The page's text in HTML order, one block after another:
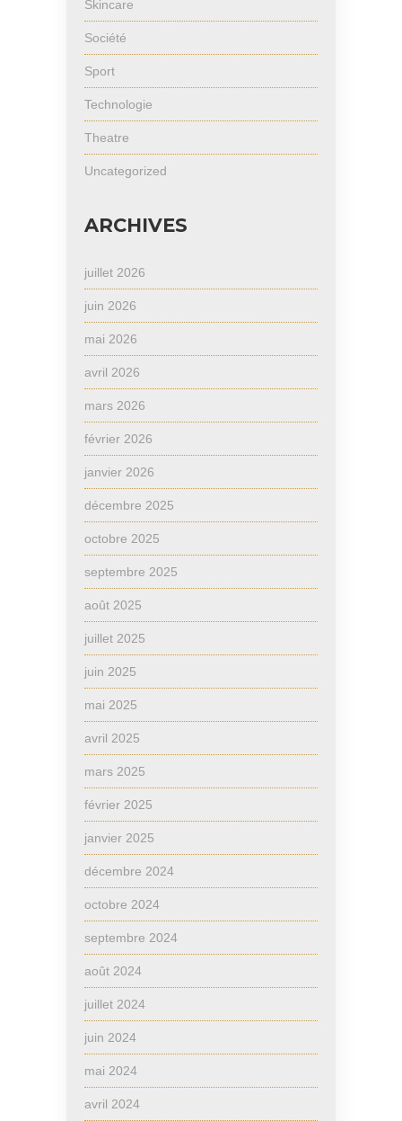
Skincare
Société
Sport
Technologie
Theatre
Uncategorized
ARCHIVES
juillet 2026
juin 2026
mai 2026
avril 2026
mars 2026
février 2026
janvier 2026
décembre 2025
octobre 2025
septembre 2025
août 2025
juillet 2025
juin 2025
mai 2025
avril 2025
mars 2025
février 2025
janvier 2025
décembre 2024
octobre 2024
septembre 2024
août 2024
juillet 2024
juin 2024
mai 2024
avril 2024